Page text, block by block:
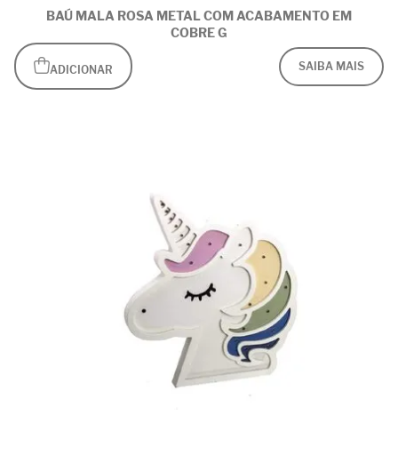
BAÚ MALA ROSA METAL COM ACABAMENTO EM
COBRE G
ADICIONAR SAIBA MAIS